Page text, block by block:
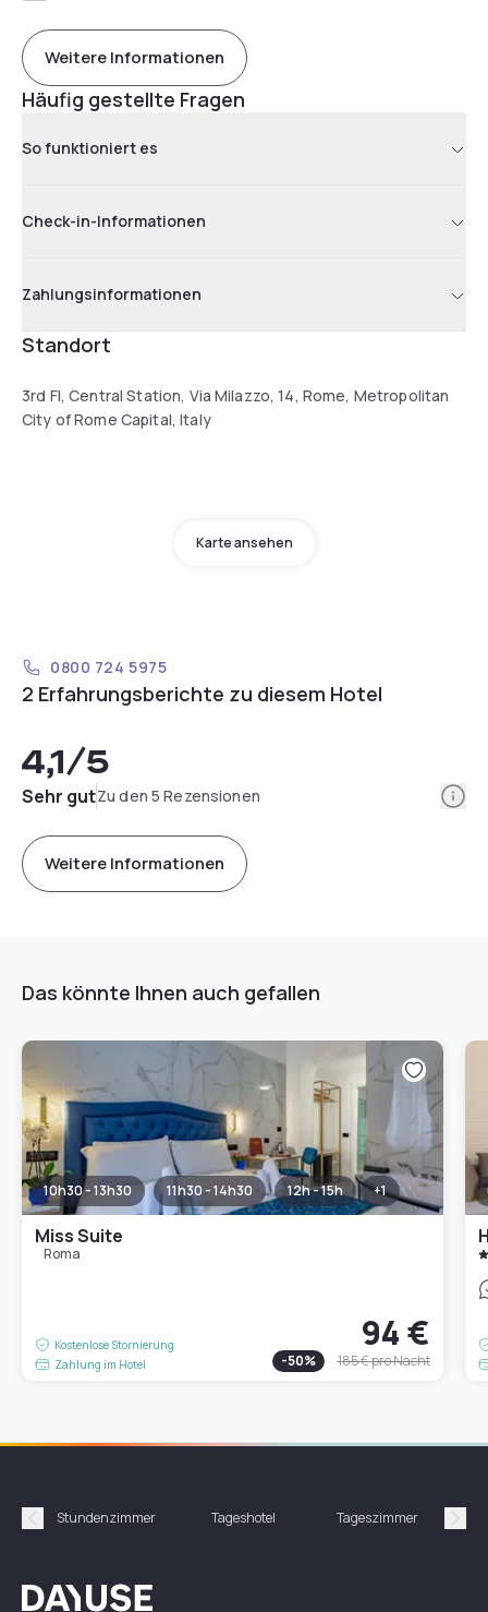
Weitere Informationen
Häufig gestellte Fragen
So funktioniert es
Check-in-Informationen
Zahlungsinformationen
Standort
3rd Fl, Central Station, Via Milazzo, 14, Rome, Metropolitan
City of Rome Capital, Italy
Karte ansehen
0800 724 5975
2 Erfahrungsberichte zu diesem Hotel
4,1/5
Sehr gutZu den 5 Rezensionen
Weitere Informationen
Das könnte Ihnen auch gefallen
10h30 - 13h30 11h30 - 14h30 12h - 15h +1
Miss Suite
Roma
Kostenlose Stornierung
Zahlung im Hotel
94 €
-50% 185 €pro Nacht
Précédent
Stundenzimmer Tageshotel Tageszimmer
Dayuse